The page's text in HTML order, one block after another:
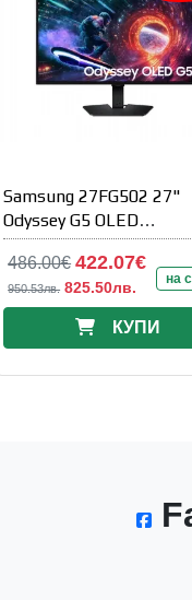
Samsung 27FG502 27"
Odyssey G5 OLED
DisplayPort 180Hz /
144Hz 1 ms
486.00€ 422.07€
950.53лв. 825.50лв. на
КУПИ